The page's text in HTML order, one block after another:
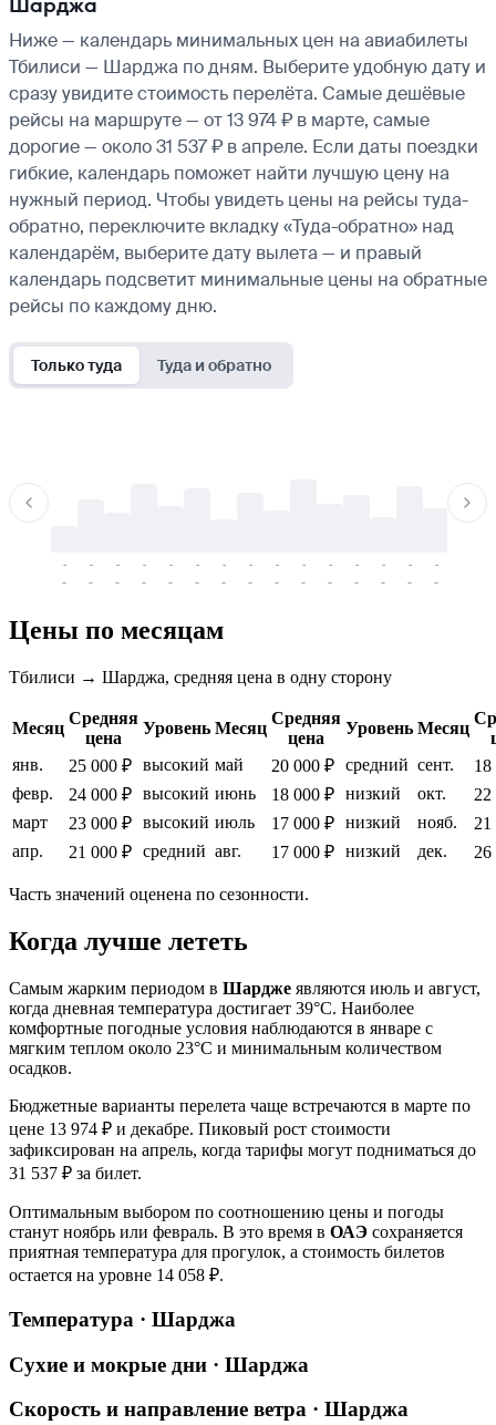
Ниже — календарь минимальных цен на авиабилеты
Тбилиси — Шарджа по дням. Выберите удобную дату и
сразу увидите стоимость перелёта. Самые дешёвые
рейсы на маршруте — от 13 974 ₽ в марте, самые
дорогие — около 31 537 ₽ в апреле. Если даты поездки
гибкие, календарь поможет найти лучшую цену на
нужный период. Чтобы увидеть цены на рейсы туда-
обратно, переключите вкладку «Туда-обратно» над
календарём, выберите дату вылета — и правый
календарь подсветит минимальные цены на обратные
рейсы по каждому дню.
Только туда Туда и обратно
-
-
-
-
-
-
-
-
-
-
-
-
-
-
-
-
-
-
-
-
-
-
-
-
-
-
-
-
-
-
Цены по месяцам
Тбилиси → Шарджа, средняя цена в одну сторону
Месяц
Средняя
цена
Уровень Месяц
Средняя
цена
Уровень Месяц
янв.
25 000 ₽ высокий май 20 000 ₽ средний сент.
18
февр.
24 000 ₽ высокий июнь 18 000 ₽ низкий окт.
22
март
23 000 ₽ высокий июль 17 000 ₽ низкий нояб.
21
апр.
21 000 ₽ средний авг. 17 000 ₽ низкий дек. 26
Часть значений оценена по сезонности.
Когда лучше лететь
Самым жарким периодом в Шардже являются июль и август,
когда дневная температура достигает 39°C. Наиболее
комфортные погодные условия наблюдаются в январе с
мягким теплом около 23°C и минимальным количеством
осадков.
Бюджетные варианты перелета чаще встречаются в марте по
цене 13 974 ₽ и декабре. Пиковый рост стоимости
зафиксирован на апрель, когда тарифы могут подниматься до
31 537 ₽ за билет.
Оптимальным выбором по соотношению цены и погоды
станут ноябрь или февраль. В это время в ОАЭ сохраняется
приятная температура для прогулок, а стоимость билетов
остается на уровне 14 058 ₽.
Температура · Шарджа
Сухие и мокрые дни · Шарджа
Скорость и направление ветра · Шарджа